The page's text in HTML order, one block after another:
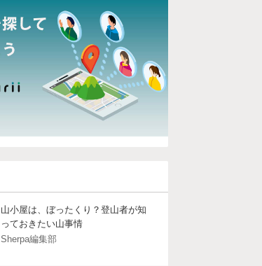
山小屋は、ぼったくり？登山者が知
っておきたい山事情
Sherpa編集部